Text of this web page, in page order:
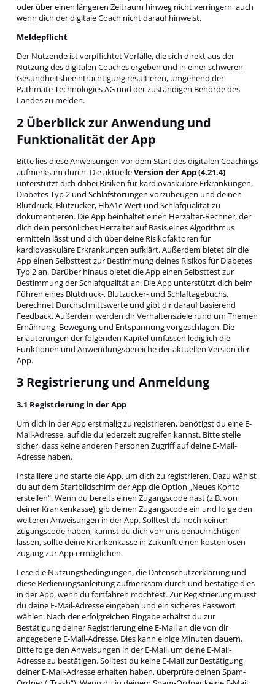
oder über einen längeren Zeitraum hinweg nicht verringern, auch
wenn dich der digitale Coach nicht darauf hinweist.
Meldepflicht
Der Nutzende ist verpflichtet Vorfälle, die sich direkt aus der
Nutzung des digitalen Coaches ergeben und in einer schweren
Gesundheitsbeeinträchtigung resultieren, umgehend der
Pathmate Technologies AG und der zuständigen Behörde des
Landes zu melden.
2 Überblick zur Anwendung und
Funktionalität der App
Bitte lies diese Anweisungen vor dem Start des digitalen Coachings
aufmerksam durch. Die aktuelleVersion der App (4.21.4)
unterstützt dich dabei Risiken für kardiovaskuläre Erkrankungen,
Diabetes Typ 2 und Schlafstörungen vorzubeugen und deinen
Blutdruck, Blutzucker, HbA1c Wert und Schlafqualität zu
dokumentieren. Die App beinhaltet einen Herzalter-Rechner, der
dich dein persönliches Herzalter auf Basis eines Algorithmus
ermitteln lässt und dich über deine Risikofaktoren für
kardiovaskuläre Erkrankungen aufklärt. Außerdem bietet dir die
App einen Selbsttest zur Bestimmung deines Risikos für Diabetes
Typ 2 an. Darüber hinaus bietet die App einen Selbsttest zur
Bestimmung der Schlafqualität an. Die App unterstützt dich beim
Führen eines Blutdruck-, Blutzucker- und Schlaftagebuchs,
berechnet Durchschnittswerte und gibt dir darauf basierend
Feedback. Außerdem werden dir Verhaltensziele rund um Themen
Ernährung, Bewegung und Entspannung vorgeschlagen. Die
Erläuterungen der folgenden Kapitel umfassen lediglich die
Funktionen und Anwendungsbereiche der aktuellen Version der
App.
3 Registrierung und Anmeldung
3.1 Registrierung in der App
Um dich in der App erstmalig zu registrieren, benötigst du eine E-
Mail-Adresse, auf die du jederzeit zugreifen kannst. Bitte stelle
sicher, dass keine anderen Personen Zugriff auf deine E-Mail-
Adresse haben.
Installiere und starte die App, um dich zu registrieren. Dazu wählst
du auf dem Startbildschirm der App die Option „Neues Konto
erstellen“. Wenn du bereits einen Zugangscode hast (z.B. von
deiner Krankenkasse), gib deinen Zugangscode ein und folge den
weiteren Anweisungen in der App. Solltest du noch keinen
Zugangscode haben, kannst du dich von uns benachrichtigen
lassen, sollte deine Krankenkasse in Zukunft einen kostenlosen
Zugang zur App ermöglichen.
Lese die Nutzungsbedingungen, die Datenschutzerklärung und
diese Bedienungsanleitung aufmerksam durch und bestätige dies
in der App, wenn du fortfahren möchtest. Zur Registrierung musst
du deine E-Mail-Adresse eingeben und ein sicheres Passwort
wählen. Nach der erfolgreichen Eingabe erhältst du zur
Bestätigung deiner Registrierung eine E-Mail an die von dir
angegebene E-Mail-Adresse. Dies kann einige Minuten dauern.
Bitte folge den Anweisungen in der E-Mail, um deine E-Mail-
Adresse zu bestätigen. Solltest du keine E-Mail zur Bestätigung
deiner E-Mail-Adresse erhalten haben, überprüfe deinen Spam-